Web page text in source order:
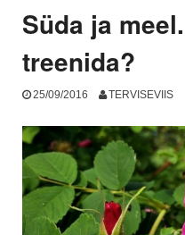
Süda ja
treenida?
25/09/2016 TERVISEVIIS